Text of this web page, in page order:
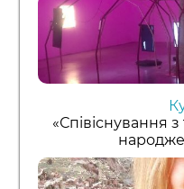
«Співіснування